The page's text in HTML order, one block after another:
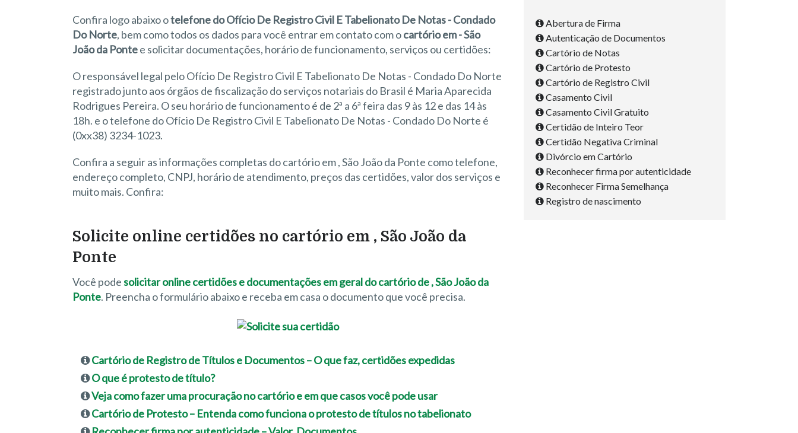
Confira logo abaixo otelefone do Ofício De Registro Civil E Tabelionato De Notas - Condado
Do Norte, bem como todos os dados para você entrar em contato com ocartório em - São
João da Pontee solicitar documentações, horário de funcionamento, serviços ou certidões:
O responsável legal pelo Ofício De Registro Civil E Tabelionato De Notas - Condado Do Norte
registrado junto aos órgãos de fiscalização do serviços notariais do Brasil é Maria Aparecida
Rodrigues Pereira. O seu horário de funcionamento é de 2ª a 6ª feira das 9 às 12 e das 14 às
18h. e o telefone do Ofício De Registro Civil E Tabelionato De Notas - Condado Do Norte é
(0xx38) 3234-1023.
Confira a seguir as informações completas do cartório em , São João da Ponte como telefone,
endereço completo, CNPJ, horário de atendimento, preços das certidões, valor dos serviços e
muito mais. Confira:
Solicite online certidões no cartório em , São João da
Ponte
Você podesolicitar online certidões e documentações em geral do cartório de , São João da
Ponte. Preencha o formulário abaixo e receba em casa o documento que você precisa.
Cartório de Registro de Títulos e Documentos – O que faz, certidões expedidas
O que é protesto de título?
Veja como fazer uma procuração no cartório e em que casos você pode usar
Cartório de Protesto – Entenda como funciona o protesto de títulos no tabelionato
Abertura de Firma
Autenticação de Documentos
Cartório de Notas
Cartório de Protesto
Cartório de Registro Civil
Casamento Civil
Casamento Civil Gratuito
Certidão de Inteiro Teor
Certidão Negativa Criminal
Divórcio em Cartório
Reconhecer firma por autenticidade
Reconhecer Firma Semelhança
Registro de nascimento